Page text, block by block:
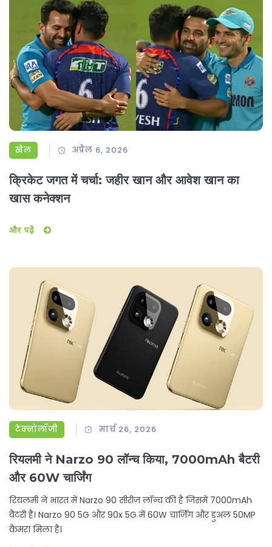
खेल अप्रैल 6, 2026
क्रिकेट जगत में चर्चा: जहीर खान और आवेश खान का
खास कनेक्शन
और पढ़ें
टेक्नोलॉजी मार्च 26, 2026
रियलमी ने Narzo 90 लॉन्च किया, 7000mAh बैटरी
और 60W चार्जिंग
रियलमी ने भारत में Narzo 90 सीरीज़ लॉन्च की है जिसमें 7000mAh
बैटरी है। Narzo 90 5G और 90x 5G में 60W चार्जिंग और डुअल 50MP
कैमरा मिला है।